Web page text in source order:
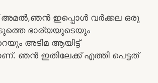
അമൽ,ഞൻ ഇപ്പൊൾ വർക്കല ഒരു
ഭാര്യയുടെയും
അടിമ ആയിട്ട്
ഞൻ ഇതിലേക്ക് എത്തി പെട്ടത്